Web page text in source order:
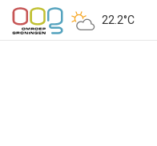
22.2°C